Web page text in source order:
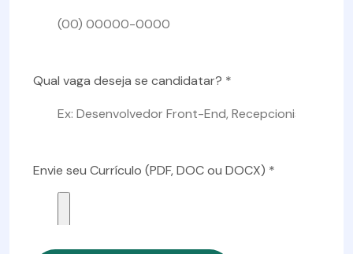
Qual vaga deseja se candidatar? *
Envie seu Currículo (PDF, DOC ou DOCX) *